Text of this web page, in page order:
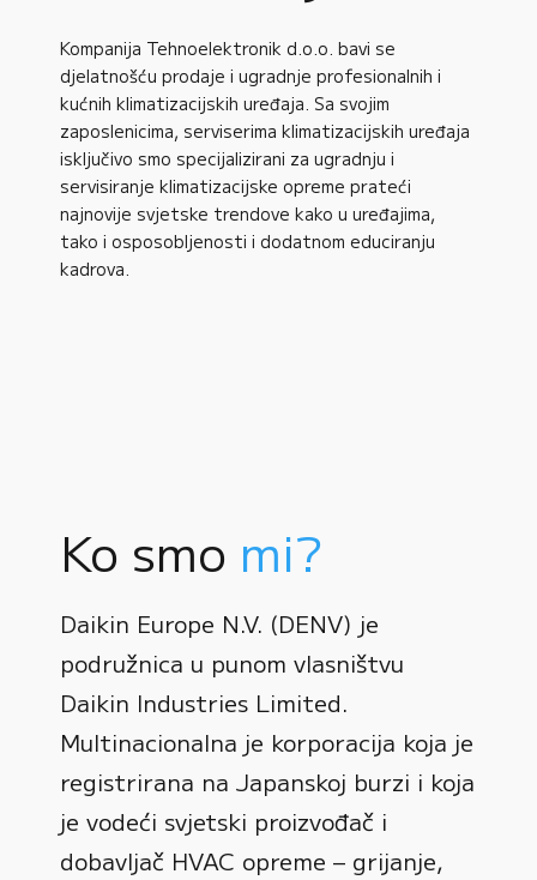
Kompanija Tehnoelektronik d.o.o. bavi se
djelatnošću prodaje i ugradnje profesionalnih i
kućnih klimatizacijskih uređaja. Sa svojim
zaposlenicima, serviserima klimatizacijskih uređaja
isključivo smo specijalizirani za ugradnju i
servisiranje klimatizacijske opreme prateći
najnovije svjetske trendove kako u uređajima,
tako i osposobljenosti i dodatnom educiranju
kadrova.
Ko smo mi?
Daikin Europe N.V. (DENV) je
podružnica u punom vlasništvu
Daikin Industries Limited.
Multinacionalna je korporacija koja je
registrirana na Japanskoj burzi i koja
je vodeći svjetski proizvođač i
dobavljač HVAC opreme – grijanje,
0